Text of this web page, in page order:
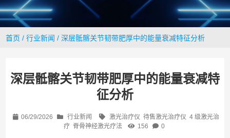
首页 /行业新闻 / 深层骶髂关节韧带肥厚中的能量衰减特征分析
深层骶髂关节韧带肥厚中的能量衰减特
征分析
06/29/2026 行业新闻 激光治疗仪 待售激光治疗仪 4 级激光治
疗 脊骨神经激光疗法 156 0